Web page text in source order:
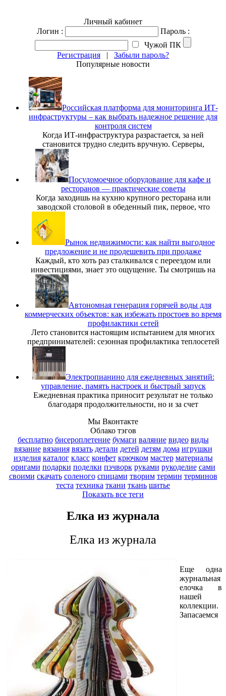
Личный кабинет
Логин :
Пароль :
Чужой ПК
Регистрация | Забыли пароль?
Популярные новости
Российская платформа для мониторинга ИТ-
инфраструктуры – как выбрать надежное решение для
контроля систем
Когда ИТ-инфраструктура разрастается, за ней
становится трудно следить вручную. Серверы,
Посудомоечное оборудование для кафе и
ресторанов — практические советы
Когда заходишь на кухню крупного ресторана или
заводской столовой в обеденный пик, первое, что
Рынок недвижимости: как найти выгодное
предложение и не продешевить при продаже
Каждый, кто хоть раз сталкивался с переездом или
инвестициями, знает это ощущение. Ты смотришь на
Автономная генерация горячей воды для
коммерческих объектов: как избежать простоев во время
профилактики сетей
Лето становится настоящим испытанием для многих
предпринимателей: сезонная профилактика теплосетей
Электропианино для ежедневных занятий:
управление, память настроек и быстрый запуск
Ежедневная практика приносит результат не только
благодаря продолжительности, но и за счет
Мы Вконтакте
Облако тэгов
бесплатно бисероплетение бумаги валяние видео виды
вязание вязания вязать детали детей детям дома игрушки
изделия каталог класс конфет крючком мастер материалы
оригами подарки поделки пэчворк руками рукоделие сами
своими скачать соленого спицами творим термин терминов
теста техника ткани ткань шитье
Показать все теги
Елка из журнала
Елка из журнала
Еще одна
журнальная
елочка в
нашей
коллекции.
Запасаемся